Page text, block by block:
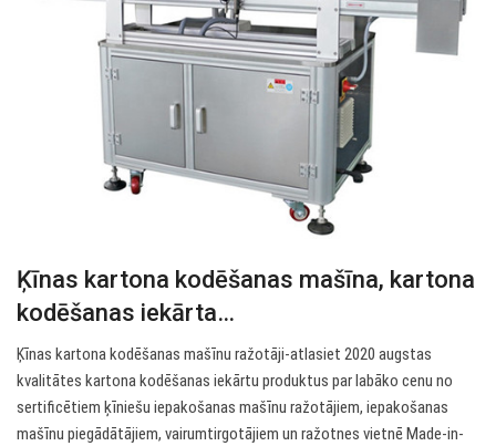
Ķīnas kartona kodēšanas mašīna, kartona
kodēšanas iekārta…
Ķīnas kartona kodēšanas mašīnu ražotāji-atlasiet 2020 augstas
kvalitātes kartona kodēšanas iekārtu produktus par labāko cenu no
sertificētiem ķīniešu iepakošanas mašīnu ražotājiem, iepakošanas
mašīnu piegādātājiem, vairumtirgotājiem un ražotnes vietnē Made-in-